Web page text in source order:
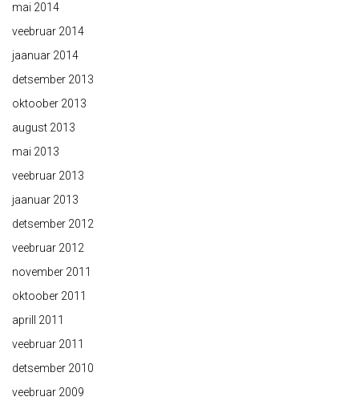
mai 2014
veebruar 2014
jaanuar 2014
detsember 2013
oktoober 2013
august 2013
mai 2013
veebruar 2013
jaanuar 2013
detsember 2012
veebruar 2012
november 2011
oktoober 2011
aprill 2011
veebruar 2011
detsember 2010
veebruar 2009